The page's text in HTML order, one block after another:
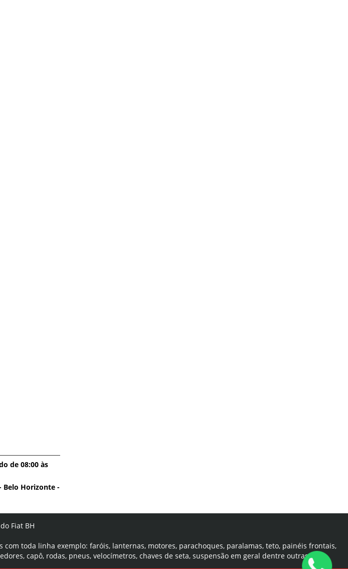
de 08:00 às
Belo Horizonte -
Fiat BH
toda linha exemplo: faróis, lanternas, motores, parachoques, paralamas, teto, painéis frontais,
capô, rodas, pneus, velocímetros, chaves de seta, suspensão em geral dentre outras.